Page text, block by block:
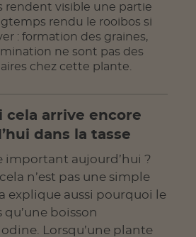
rendent visible une partie
rendu le rooibos si
: formation des graines,
ne sont pas des
chez cette plante.
cela arrive encore
dans la tasse
important aujourd’hui ?
n’est pas une simple
explique aussi pourquoi le
boisson
Lorsqu’une plante